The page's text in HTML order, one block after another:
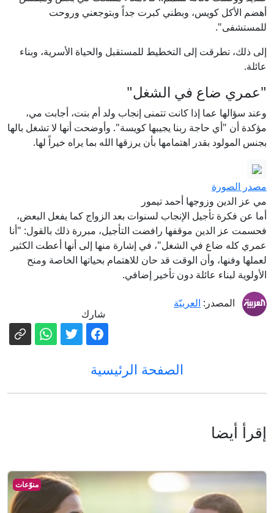
أهضم الأكل كويس، وبطني كبرت جداً وبتوجعني وروحت
للمستشفى".
إلى ذلك، تطرقت إلى التخطيط للمستقبل والحياة الأسرية، وبناء
عائلة.
"عمري ضاع في الشغل"
وعند سؤالها عما إذا كانت تتمنى إنجاب ولد أم بنت، أجابت مي،
مؤكدة أن "أي حاجة ربنا يجيبها كويسة". وأوضحت أنها لا تشغل بالها
بجنس المولود بقدر اهتمامها بأن يرزقها الله بما يراه خيراً لها.
مصدر الصورة
مي عز الدين وزوجها أحمد تيمور
أما عن فكرة تأجيل الإنجاب لسنوات بعد الزواج كما يفعل البعض،
فحسمت عز الدين موقفها رافضت التأجيل، مبررة ذلك بالقول: "أنا
عمري كله ضاع في الشغل"، في إشارة منها إلى أنها أعطت الكثير
لعملها وفنها، وأن الوقت قد حان للاهتمام بحياتها الخاصة ومنح
الأولوية لبناء عائلة دون تأخير إضافي.
المصدر: العربيّة
شارك
الصفحة الرئيسية
إقرأ أيضا
منوّعات